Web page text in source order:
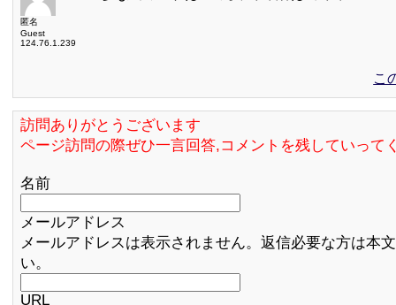
匿名
Guest
124.76.1.239
こ
訪問ありがとうございます
ページ訪問の際ぜひ一言回答,コメントを残していって
名前
メールアドレス
メールアドレスは表示されません。返信必要な方は本
い。
URL